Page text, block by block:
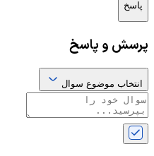
پاسخ
پرسش و پاسخ
انتخاب موضوع سوال